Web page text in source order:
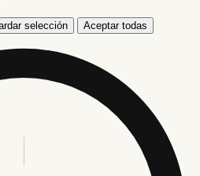
selección Aceptar todas